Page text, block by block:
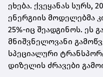
ეხება. ქვეყანას სურს,
ენერგიის მოდელებმა
25%-იც შეადგინოს. ეს
მნიშვნელოვანი
სპეციალური
დიზელის ძრავები